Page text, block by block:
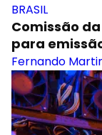
BRASIL
Comissão
para
Fernando